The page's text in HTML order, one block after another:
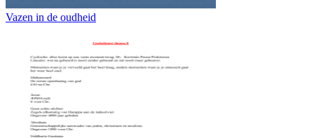
Vazen in de oudheid